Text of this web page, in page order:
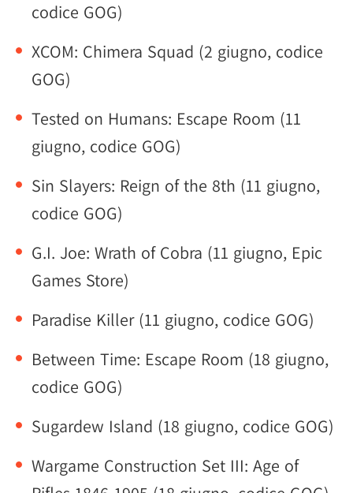
codice GOG)
XCOM: Chimera Squad (2 giugno, codice
GOG)
Tested on Humans: Escape Room (11
giugno, codice GOG)
Sin Slayers: Reign of the 8th (11 giugno,
codice GOG)
G.I. Joe: Wrath of Cobra (11 giugno, Epic
Games Store)
Paradise Killer (11 giugno, codice GOG)
Between Time: Escape Room (18 giugno,
codice GOG)
Sugardew Island (18 giugno, codice GOG)
Wargame Construction Set III: Age of